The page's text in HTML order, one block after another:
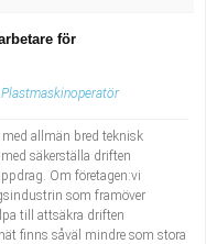
för
Plastmaskinoperatör
allmän bred teknisk
säkerställa driften
Om företagen:vi
som framöver
till attsäkra driften
finns såväl mindre som stora